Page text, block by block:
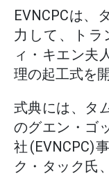
EVNCPCは、
力して、トラ
ィ・キエン夫
理の起工式を
式典には、タ
のグエン・ゴ
社(EVNCPC)
ク・タック氏